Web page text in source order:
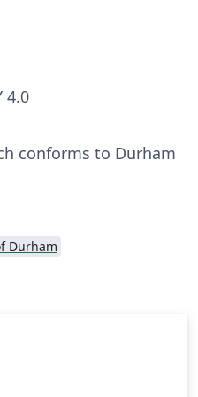
4.0
conforms to Durham
Durham